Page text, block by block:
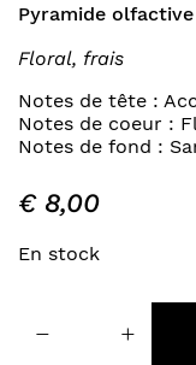
Pyramide
Floral, frais
Notes de tête :
Notes de coeur :
Notes de fond :
€8,00
En stock
de− +